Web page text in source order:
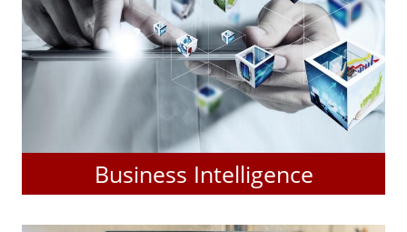
Business Intelligence